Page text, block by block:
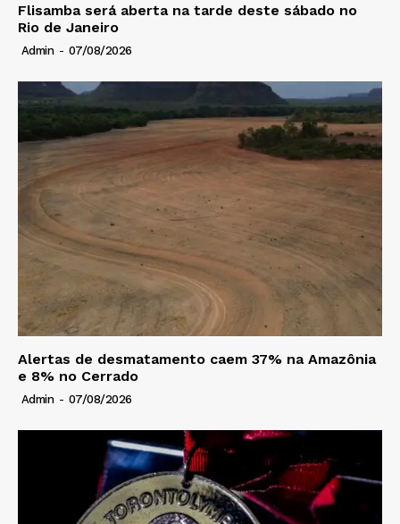
Flisamba será aberta na tarde deste sábado no
Rio de Janeiro
Admin - 07/08/2026
Alertas de desmatamento caem 37% na Amazônia
e 8% no Cerrado
Admin - 07/08/2026